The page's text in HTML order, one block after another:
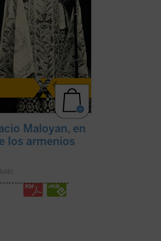
Maloyan, en
los armenios